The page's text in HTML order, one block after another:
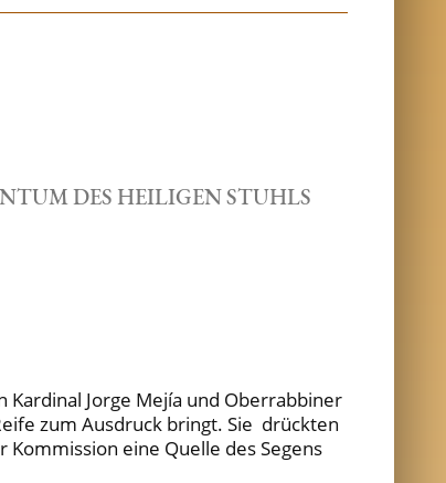
DES HEILIGEN STUHLS
Jorge Mejía und Oberrabbiner
zum Ausdruck bringt. Sie drückten
eine Quelle des Segens